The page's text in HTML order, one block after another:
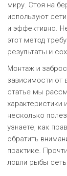
миру. Стоя на
используют
и эффективно.
этот метод
результаты и
Монтаж и
зависимости от
статье мы
характеристики
несколько
узнаете, как
обратить
практике.
ловли рыбы